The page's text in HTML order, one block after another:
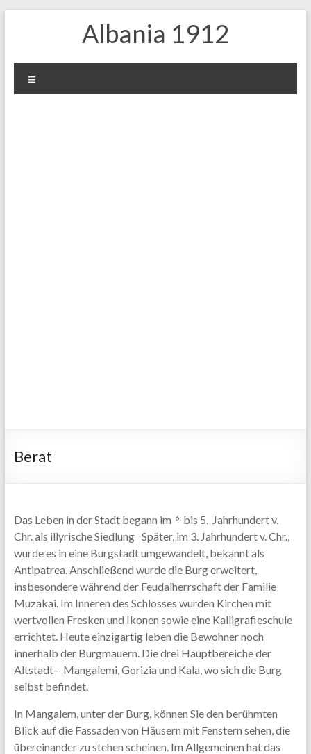
Albania 1912
Berat
Das Leben in der Stadt begann im 6. bis 5. Jahrhundert v.
Chr. als illyrische Siedlung Später, im 3. Jahrhundert v. Chr.,
wurde es in eine Burgstadt umgewandelt, bekannt als
Antipatrea. Anschließend wurde die Burg erweitert,
insbesondere während der Feudalherrschaft der Familie
Muzakai. Im Inneren des Schlosses wurden Kirchen mit
wertvollen Fresken und Ikonen sowie eine Kalligrafieschule
errichtet. Heute einzigartig leben die Bewohner noch
innerhalb der Burgmauern. Die drei Hauptbereiche der
Altstadt – Mangalemi, Gorizia und Kala, wo sich die Burg
selbst befindet.
In Mangalem, unter der Burg, können Sie den berühmten
Blick auf die Fassaden von Häusern mit Fenstern sehen, die
übereinander zu stehen scheinen. Im Allgemeinen hat das